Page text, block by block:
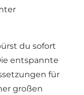
du sofort
entspannte
für
großen